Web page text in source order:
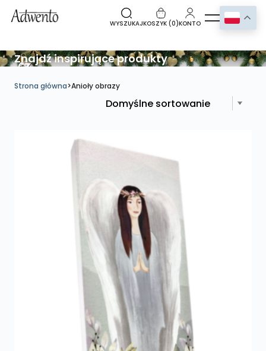
WYSZUKAJKOSZYK (0)KONTO
Znajdź inspirujące produkty
Strona główna>Anioły obrazy